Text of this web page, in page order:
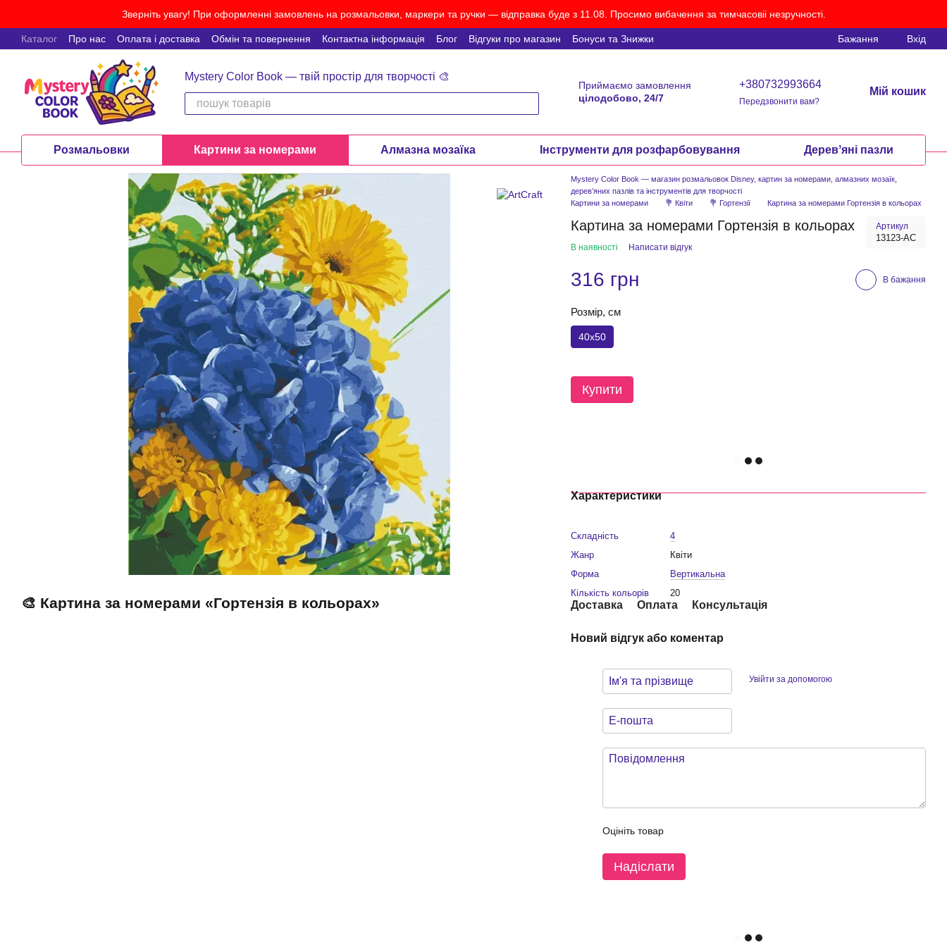
Перейти до основного контентуЗверніть увагу! При оформленні замовлень на розмальовки, маркери та ручки — відправка буде з 11.08. Просимо вибачення за тимчасовіі незручності.
Каталог Про нас Оплата і доставка Обмін та повернення Контактна інформація Блог Відгуки про магазин Бонуси та Знижки Бажання Вхід
Mystery Color Book — твій простір для творчості 🎨
Приймаємо замовлення
цілодобово, 24/7
+380732993664
Передзвонити вам?
Мій кошик
Розмальовки Картини за номерами Алмазна мозаїка Інструменти для розфарбовування Деревʼяні пазли
🎨 Картина за номерами «Гортензія в кольорах»
Mystery Color Book — магазин розмальовок Disney, картин за номерами, алмазних мозаїк,
дерев’яних пазлів та інструментів для творчості
Картини за номерами
💐 Квіти 💐 Гортензії Картина за номерами Гортензія в кольорах
Картина за номерами Гортензія в кольорах Артикул
13123-AC
В наявності Написати відгук
316 грн В бажання
Розмір, см
40x50
Купити
Характеристики
Складність
4
Жанр
Квіти
Форма
Вертикальна
Кількість кольорів
20
Доставка Оплата Консультація
Новий відгук або коментар
Увійти за допомогою
Оцініть товар
Надіслати